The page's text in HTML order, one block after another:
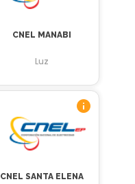
CNEL MANABI
Luz
CNEL SANTA ELENA